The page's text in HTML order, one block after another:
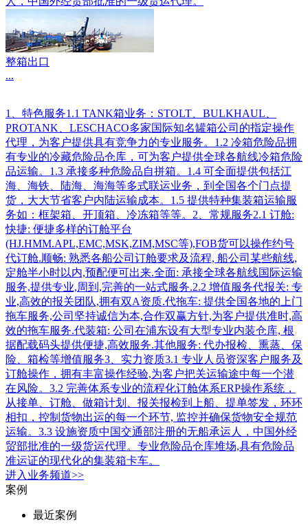
整箱出口
...
1、特色服务1.1 TANK箱业务：STOLT、BULKHAUL、
PROTANK、LESCHACO多家国际知名罐箱公司的指定操作
代理，为客户提供具有竞争力的专业服务。1.2 冷箱危险品拥
有专业的冷藏危险品仓库，可为客户提供全球各航线冷箱危险
品运输。1.3 承接多种危险品自拼箱。1.4 可全面提供包括江
海、海铁、陆海、海海等多式联运业务，到全国各个门点提
货，大大节省客户内陆运输成本。1.5 提供特种集装箱运输服
务如：框架箱、开顶箱、冷冻箱等等。2、常规服务2.1 订舱:
快捷: 便捷多样的订舱平台
(HJ.HMM.APL,EMC,MSK,ZIM,MSC等),FOB货可以操作约号
代订舱.顺畅: 熟悉各船公司订舱要求及流程, 船公司某些航线,
定舱半小时以内,预配便可出来.全面: 承接全球各航线国际运输
服务,提供专业,周到,完善的一站式服务.2.2 增值服务代报关: 专
业,高效的报关团队,拥有双A资质.代拖车: 提供全国各地的上门
拖车服务,公司坚持诚信为本,合作双赢方针,为客户提供准时,高
效的拖车服务.代装箱: 公司在浦东设有大型专业内装仓库, 根
据配载码头提供便捷,高效服务.其他服务: 代办报检、熏蒸、保
险、箱检等增值服务3、实力资质3.1 专业人员资深客户服务及
订舱操作，拥有丰富操作经验,为客户把关运输途中每一个潜
在风险。3.2 完善体系专业的流程化订舱体系ERP操作系统，
从接单、订舱、做箱计划、报关报检到上船、提单签发，环环
相扣，控制货物出运的每一个环节, 监控并确保货物安全规范
运输。3.3 设施资质中国交通部注册的无船承运人，中国外经
贸部批准的一级货运代理。专业危险品仓库堆场,具有危险品
准运证的现代化的集装箱卡车。
进入 业务频道>>
案例
最近案例